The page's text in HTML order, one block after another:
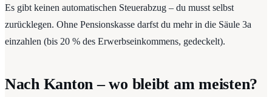
Es gibt keinen automatischen Steuerabzug – du musst selbst
zurücklegen. Ohne Pensionskasse darfst du mehr in die Säule 3a
einzahlen (bis 20 % des Erwerbseinkommens, gedeckelt).
Nach Kanton – wo bleibt am meisten?